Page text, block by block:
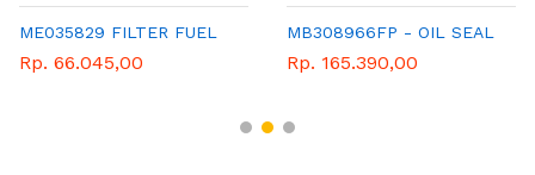
ME035829 FILTER FUEL
Rp. 66.045,00
MB308966FP - OIL SEAL
Rp. 165.390,00